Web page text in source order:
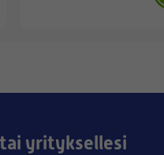
yrityksellesi